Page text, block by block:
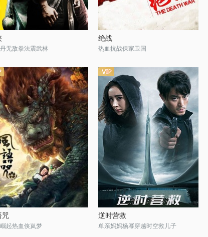
无敌拳法震武林
绝战
热血抗战保家卫国
咒
起热血侠岚梦
逆时营救
单亲妈妈杨幂穿越时空救儿子